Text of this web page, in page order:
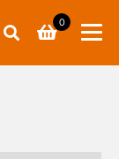
0